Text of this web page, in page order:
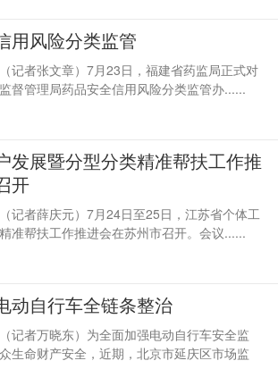
用风险分类监管
记者张文章）7月23日，福建省药监局正式对
督管理局药品安全信用风险分类监管办......
发展暨分型分类精准帮扶工作推
开
记者薛庆元）7月24日至25日，江苏省个体工
准帮扶工作推进会在苏州市召开。会议......
动自行车全链条整治
记者万晓东）为全面加强电动自行车安全监
生命财产安全，近期，北京市延庆区市场监